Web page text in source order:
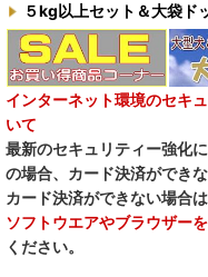
５kg以上セット＆大袋ド
インターネット環境のセキ
いて
最新のセキュリティー強化
の場合、カード決済ができ
カード決済ができない場合
ソフトウエアやブラウザー
ください。